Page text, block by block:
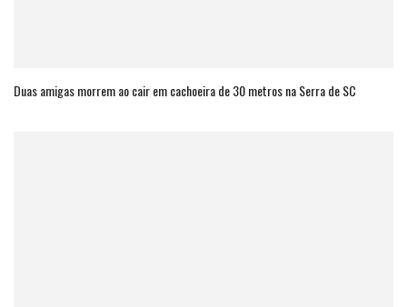
Duas amigas morrem ao cair em cachoeira de 30 metros na Serra de SC